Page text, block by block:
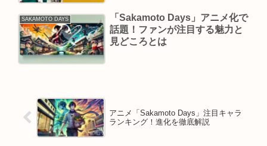
SAKAMOTO DAYS
「Sakamoto Days」アニメ化で
話題！ファンが注目する魅力と
見どころとは
アニメ「Sakamoto Days」注目キャラ
ランキング！進化を徹底解説